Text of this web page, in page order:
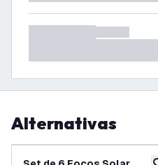
Alternativas